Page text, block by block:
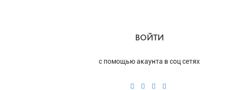
ВОЙТИ
с помощью акаунта в соц сетях